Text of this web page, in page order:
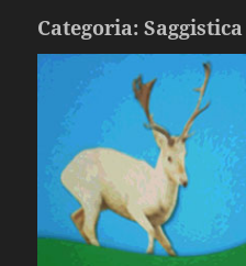
Categoria:Saggistica